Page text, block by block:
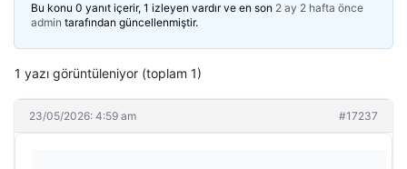
Bu konu 0 yanıt içerir, 1 izleyen vardır ve en son 2 ay 2 hafta önce
admin tarafından güncellenmiştir.
1 yazı görüntüleniyor (toplam 1)
23/05/2026: 4:59 am #17237